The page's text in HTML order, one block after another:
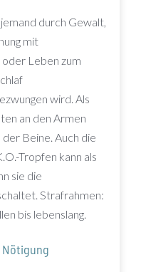
durch Gewalt,
mit
Leben zum
wird. Als
an den Armen
Beine. Auch die
Tropfen kann als
sie die
Strafrahmen:
bis lebenslang.
Nötigung